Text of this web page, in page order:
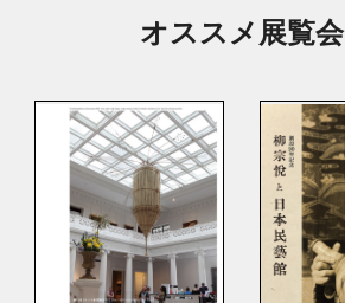
オススメ展覧会